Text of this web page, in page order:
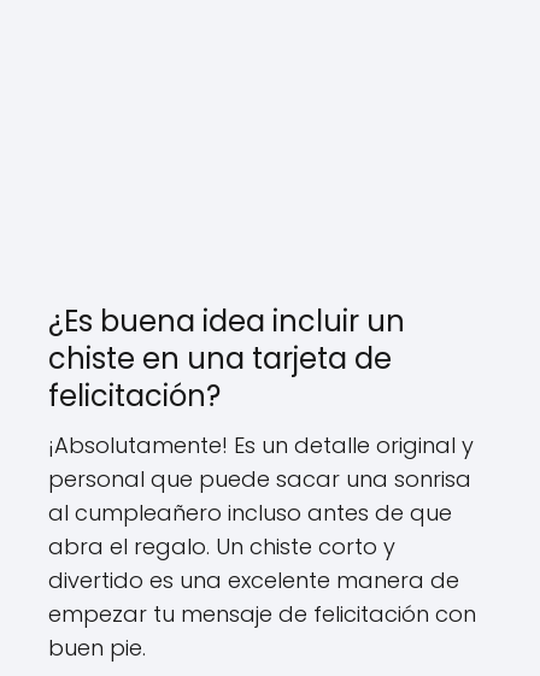
¿Es buena idea incluir un
chiste en una tarjeta de
felicitación?
¡Absolutamente! Es un detalle original y
personal que puede sacar una sonrisa
al cumpleañero incluso antes de que
abra el regalo. Un chiste corto y
divertido es una excelente manera de
empezar tu mensaje de felicitación con
buen pie.